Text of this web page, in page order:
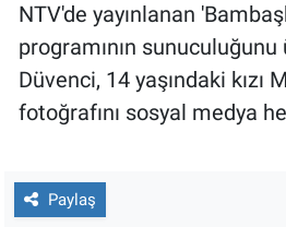
NTV'de yayınlanan
programının
Düvenci, 14 yaşındaki kızı
fotoğrafını sosyal medya
Paylaş
Kimdir
Koronavirüs
Ne demişti